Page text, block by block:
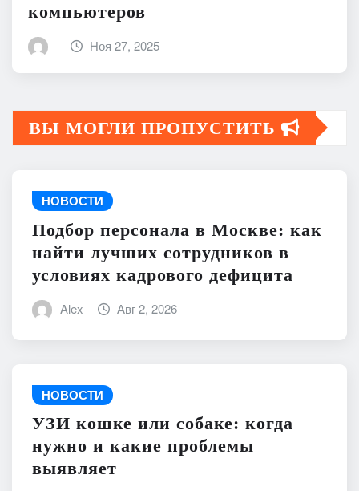
компьютеров
Ноя 27, 2025
ВЫ МОГЛИ ПРОПУСТИТЬ
НОВОСТИ
Подбор персонала в Москве: как
найти лучших сотрудников в
условиях кадрового дефицита
Alex Авг 2, 2026
НОВОСТИ
УЗИ кошке или собаке: когда
нужно и какие проблемы
выявляет